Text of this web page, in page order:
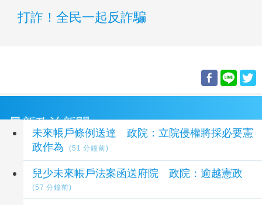
打詐！全民一起反詐騙
最新政治新聞
未來帳戶條例送達 政院：立院侵權將採必要憲
政作為
(51 分鐘前)
兒少未來帳戶法案函送府院 政院：逾越憲政
(57 分鐘前)